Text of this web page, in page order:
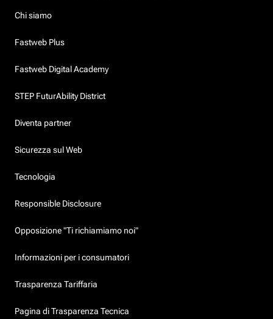
Chi siamo
Fastweb Plus
Fastweb Digital Academy
STEP FuturAbility District
Diventa partner
Sicurezza sul Web
Tecnologia
Responsible Disclosure
Opposizione "Ti richiamiamo noi"
Informazioni per i consumatori
Trasparenza Tariffaria
Pagina di Trasparenza Tecnica